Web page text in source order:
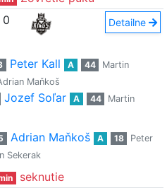
0 Detailne
Peter Kall A 44
Martin
Maňkoš
Jozef Soľar A 44
Martin
Adrian Maňkoš A 18
Peter
Sekerak
seknutie